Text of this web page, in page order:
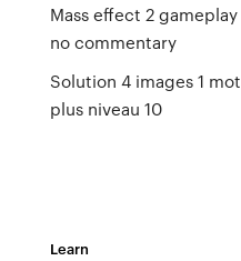
Mass effect 2 gameplay
no commentary
Solution 4 images 1 mot
plus niveau 10
Learn